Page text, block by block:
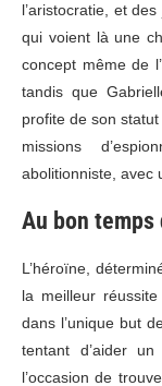
l’aristocratie, et
qui voient là une
concept même de
tandis que
profite de son
missions
abolitionniste, avec
Au bon
L’héroïne,
la meilleur
dans l’unique but
tentant d’aider
l’occasion de